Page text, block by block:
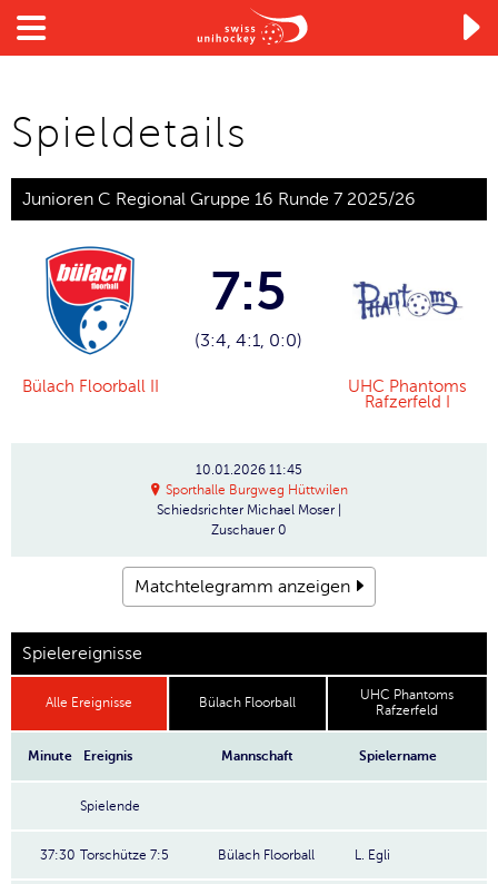

Spieldetails
Junioren C Regional Gruppe 16 Runde 7 2025/26
Bülach Floorball II
7:5
(3:4, 4:1, 0:0)
UHC Phantoms
Rafzerfeld I
10.01.2026 11:45
Sporthalle Burgweg Hüttwilen
Schiedsrichter Michael Moser |
Zuschauer 0
Matchtelegramm anzeigen
Spielereignisse
Alle Ereignisse Bülach Floorball
UHC Phantoms
Rafzerfeld
Minute Ereignis Mannschaft Spielername
Spielende
37:30 Torschütze 7:5 Bülach Floorball L. Egli